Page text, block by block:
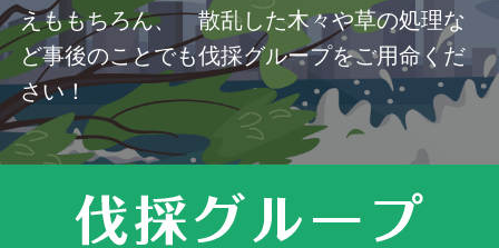
えももちろん、 散乱した木々や草の処理な
ど事後のことでも伐採グループをご用命くだ
さい！